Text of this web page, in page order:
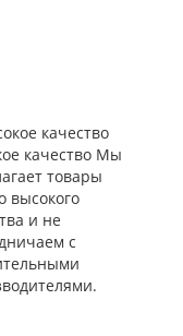
качество Мы
товары
высокого
и не
с